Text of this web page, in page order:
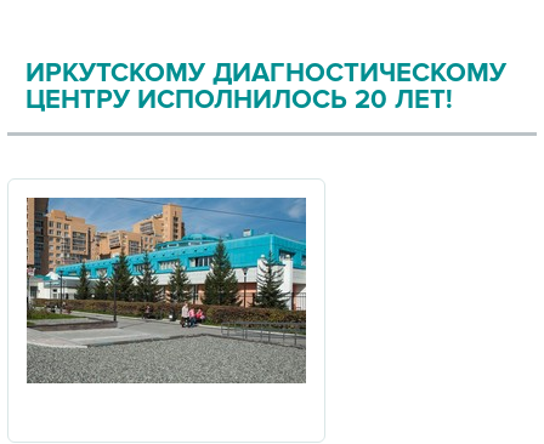
ПРАВОВАЯ ИНФОРМАЦИЯ
ИРКУТСКОМУ ДИАГНОСТИЧЕСКОМУ
ЦЕНТРУ ИСПОЛНИЛОСЬ 20 ЛЕТ!